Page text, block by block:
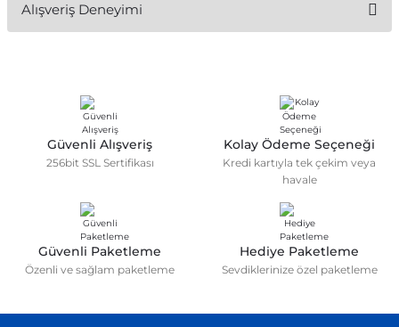
konularda yetersiz gördüğünüz noktaları öneri formunu
kullanarak tarafımıza iletebilirsiniz.
Ürün resmi kalitesiz, bozuk veya görüntülenemiyor.
Ürün açıklamasında eksik bilgiler bulunuyor.
Ürün bilgilerinde hatalar bulunuyor.
Ürün fiyatı diğer sitelerden daha pahalı.
Alışveriş Deneyimi
Deneyimini Paylaş
Güvenli Alışveriş
256bit SSL Sertifikası
Kolay Ödeme Seçeneği
Kredi kartıyla tek çekim veya
havale
Güvenli Paketleme
Özenli ve sağlam paketleme
Hediye Paketleme
Sevdiklerinize özel paketleme